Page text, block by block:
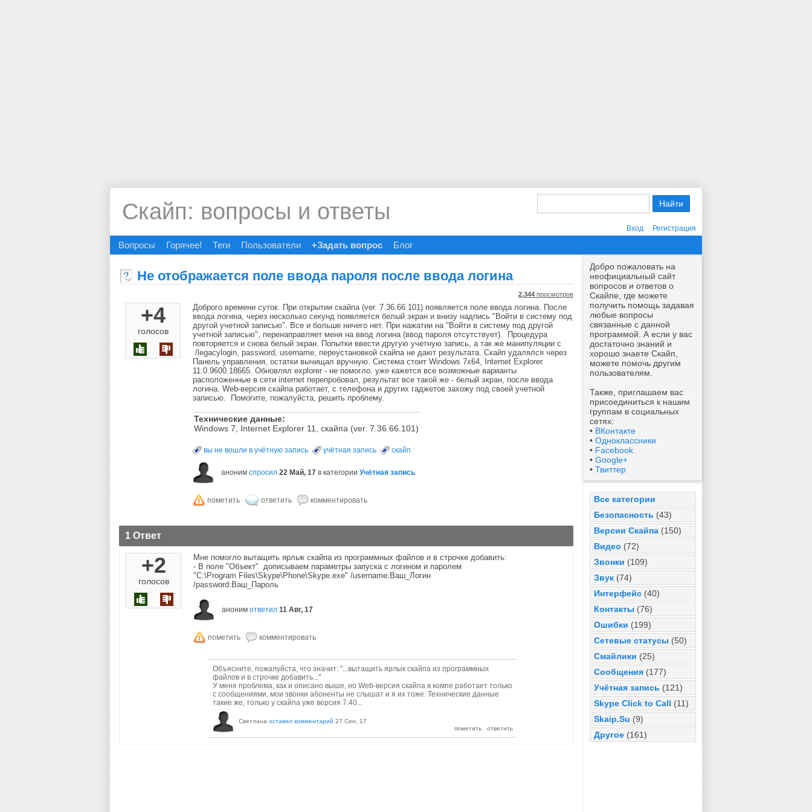
Скайп: вопросы и ответы
Вход Регистрация
Вопросы Горячее! Теги Пользователи +Задать вопрос Блог
Добро пожаловать на
неофициальный сайт
вопросов и ответов о
Скайпе, где можете
получить помощь задавая
любые вопросы
связанные с данной
программой. А если у вас
достаточно знаний и
хорошо знаете Скайп,
можете помочь другим
пользователям.
Также, приглашаем вас
присоединиться к нашим
группам в социальных
сетях:
• ВКонтакте
• Одноклассники
• Facebook
• Google+
• Твиттер
Все категории
Безопасность (43)
Версии Скайпа (150)
Видео (72)
Звонки (109)
Звук (74)
Интерфейс (40)
Контакты (76)
Ошибки (199)
Сетевые статусы (50)
Смайлики (25)
Сообщения (177)
Учётная запись (121)
Skype Click to Call (11)
Skaip.Su (9)
Другое (161)
Не отображается поле ввода пароля после ввода логина
+4
голосов
2,344 просмотров
Доброго времени суток. При открытии скайпа (ver. 7.36.66.101) появляется поле ввода логина. После
ввода логина, через несколько секунд появляется белый экран и внизу надпись "Войти в систему под
другой учетной записью". Все и больше ничего нет. При нажатии на "Войти в систему под другой
учетной записью", перенаправляет меня на ввод логина (ввод пароля отсутствует). Процедура
повторяется и снова белый экран. Попытки ввести другую учетную запись, а так же манипуляции с
/legacylogin, password, username, переустановкой скайпа не дают результата. Скайп удалялся через
Панель управления, остатки вычищал вручную. Система стоит Windows 7x64, Internet Explorer
11.0.9600.18665. Обновлял explorer - не помогло. уже кажется все возможные варианты
расположенные в сети internet перепробовал, результат все такой же - белый экран, после ввода
логина. Web-версия скайпа работает, с телефона и других гаджетов захожу под своей учетной
записью. Помогите, пожалуйста, решить проблему.
Технические данные:
Windows 7, Internet Explorer 11, скайпа (ver. 7.36.66.101)
вы не вошли в учётную запись учётная запись скайп
аноним спросил 22 Май, 17 в категории Учётная запись
1 Ответ
+2
голосов
Мне помогло вытащить ярлык скайпа из программных файлов и в строчке добавить:
- В поле "Объект" дописываем параметры запуска с логином и паролем
"C:\Program Files\Skype\Phone\Skype.exe" /username:Ваш_Логин
/password:Ваш_Пароль
аноним ответил 11 Авг, 17
Объясните, пожалуйста, что значит: "...вытащить ярлык скайпа из программных
файлов и в строчке добавить..."
У меня проблема, как и описано выше, но Web-версия скайпа в компе работает только
с сообщениями, мои звонки абоненты не слышат и я их тоже. Технические данные
такие же, только у скайпа уже версия 7.40...
Светлана оставил комментарий 27 Сен, 17